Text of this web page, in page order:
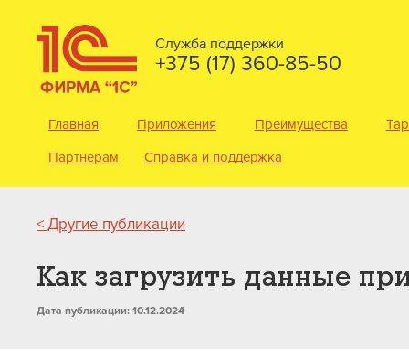
Служба поддержки
+375 (17) 360-85-50
Главная Приложения Преимущества
Партнерам
Справка и поддержка
< Другие публикации
Как загрузить данные
Дата публикации: 10.12.2024